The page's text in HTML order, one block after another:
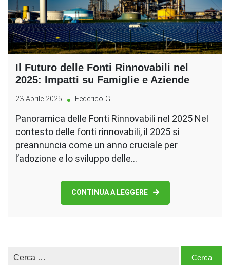
Il Futuro delle Fonti Rinnovabili nel
2025: Impatti su Famiglie e Aziende
23 Aprile 2025 Federico G.
Panoramica delle Fonti Rinnovabili nel 2025 Nel
contesto delle fonti rinnovabili, il 2025 si
preannuncia come un anno cruciale per
l’adozione e lo sviluppo delle…
CONTINUA A LEGGERE